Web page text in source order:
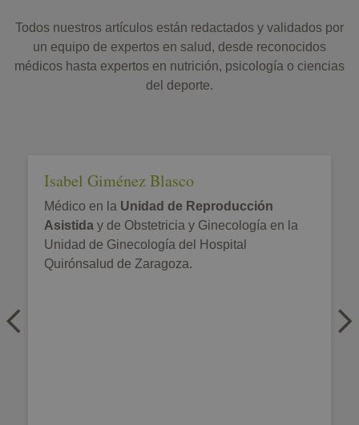
Todos nuestros artículos están redactados y validados por
un equipo de expertos en salud, desde reconocidos
médicos hasta expertos en nutrición, psicología o ciencias
del deporte.
Isabel Giménez Blasco
Médico en la Unidad de Reproducción
Asistida y de Obstetricia y Ginecología en la
Unidad de Ginecología del Hospital
Quirónsalud de Zaragoza.